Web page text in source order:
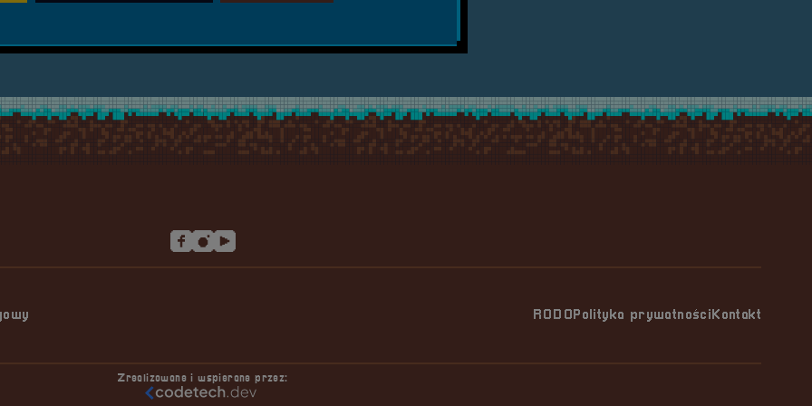
RODOPolityka prywatnościKontakt
Zrealizowane i wspierane przez: